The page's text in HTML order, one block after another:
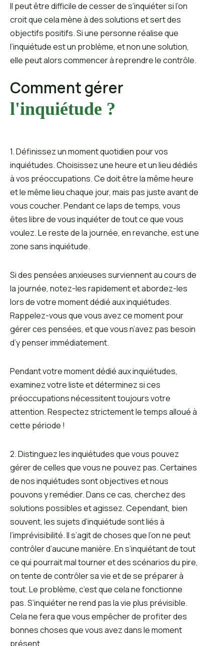
Il peut être difficile de cesser de s’inquiéter si l’on
croit que cela mène à des solutions et sert des
objectifs positifs. Si une personne réalise que
l’inquiétude est un problème, et non une solution,
elle peut alors commencer à reprendre le contrôle.
Comment gérer
l'inquiétude ?
1. Définissez un moment quotidien pour vos
inquiétudes. Choisissez une heure et un lieu dédiés
à vos préoccupations. Ce doit être la même heure
et le même lieu chaque jour, mais pas juste avant de
vous coucher. Pendant ce laps de temps, vous
êtes libre de vous inquiéter de tout ce que vous
voulez. Le reste de la journée, en revanche, est une
zone sans inquiétude.
Si des pensées anxieuses surviennent au cours de
la journée, notez-les rapidement et abordez-les
lors de votre moment dédié aux inquiétudes.
Rappelez-vous que vous avez ce moment pour
gérer ces pensées, et que vous n’avez pas besoin
d’y penser immédiatement.
Pendant votre moment dédié aux inquiétudes,
examinez votre liste et déterminez si ces
préoccupations nécessitent toujours votre
attention. Respectez strictement le temps alloué à
cette période !
2. Distinguez les inquiétudes que vous pouvez
gérer de celles que vous ne pouvez pas. Certaines
de nos inquiétudes sont objectives et nous
pouvons y remédier. Dans ce cas, cherchez des
solutions possibles et agissez. Cependant, bien
souvent, les sujets d’inquiétude sont liés à
l’imprévisibilité. Il s’agit de choses que l’on ne peut
contrôler d’aucune manière. En s’inquiétant de tout
ce qui pourrait mal tourner et des scénarios du pire,
on tente de contrôler sa vie et de se préparer à
tout. Le problème, c’est que cela ne fonctionne
pas. S’inquiéter ne rend pas la vie plus prévisible.
Cela ne fera que vous empêcher de profiter des
bonnes choses que vous avez dans le moment
présent.